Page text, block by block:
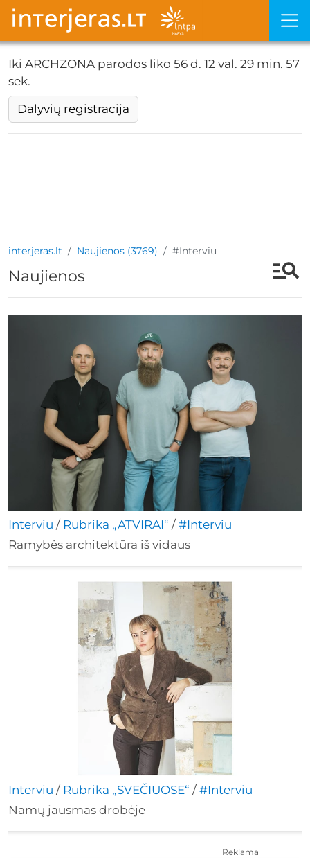
Iki ARCHZONA parodos liko 56 d. 12 val. 29 min. 55
sek.
Dalyvių registracija
interjeras.lt Naujienos (3769) #Interviu
Naujienos
Interviu / Rubrika „ATVIRAI“ / #Interviu
Ramybės architektūra iš vidaus
Interviu / Rubrika „SVEČIUOSE“ / #Interviu
Namų jausmas drobėje
Reklama